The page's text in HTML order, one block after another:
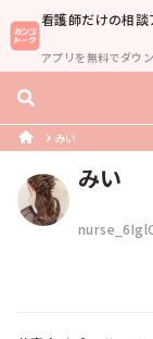
看護師だけの相談
アプリを無料でダウ
みい
みい